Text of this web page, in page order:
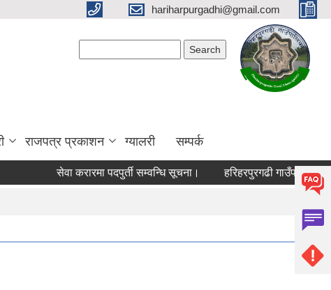
hariharpurgadhi@gmail.com
राजपत्र प्रकाशन ग्यालरी सम्पर्क
सेवा करारमा पदपुर्ती सम्वन्धि सूचना। हरिहरपुरगढी